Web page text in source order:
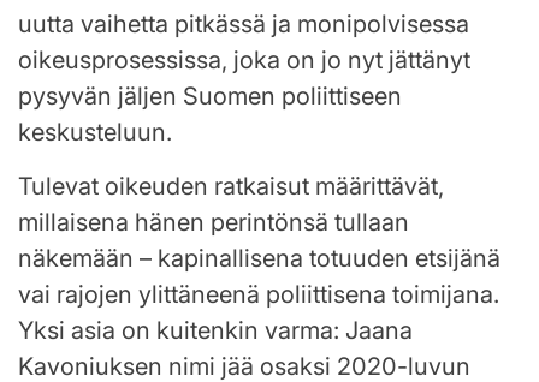
uutta vaihetta pitkässä ja monipolvisessa
oikeusprosessissa, joka on jo nyt jättänyt
pysyvän jäljen Suomen poliittiseen
keskusteluun.
Tulevat oikeuden ratkaisut määrittävät,
millaisena hänen perintönsä tullaan
näkemään – kapinallisena totuuden etsijänä
vai rajojen ylittäneenä poliittisena toimijana.
Yksi asia on kuitenkin varma: Jaana
Kavoniuksen nimi jää osaksi 2020-luvun